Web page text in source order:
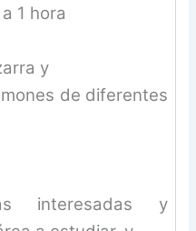
1 hora
y
de diferentes
interesadas y